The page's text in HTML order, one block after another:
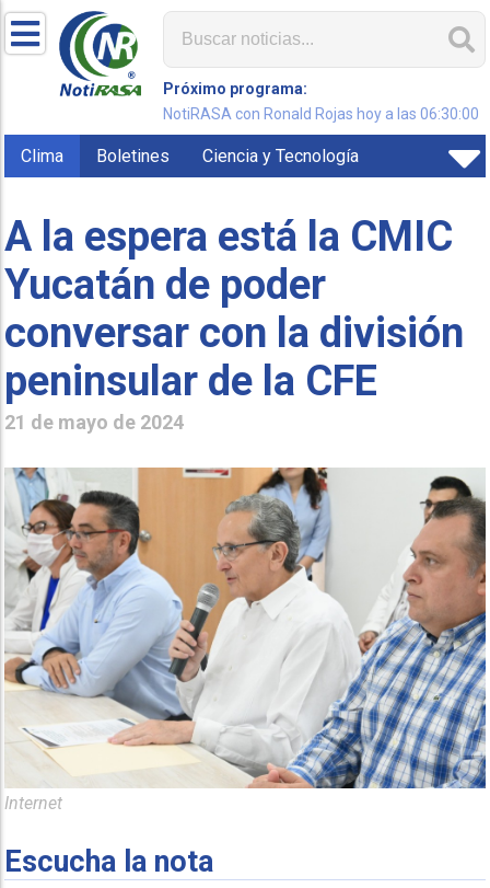
Próximo programa:
NotiRASA con Ronald Rojas hoy a las 06:30:00
Clima Boletines Ciencia y Tecnología
A la espera está la CMIC
Yucatán de poder
conversar con la división
peninsular de la CFE
21 de mayo de 2024
Internet
Escucha la nota